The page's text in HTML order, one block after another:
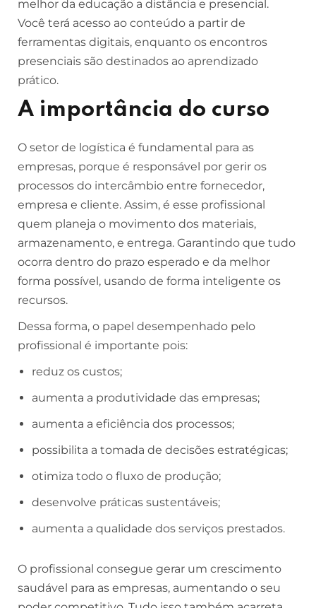
melhor da educação a distância e presencial.
Você terá acesso ao conteúdo a partir de
ferramentas digitais, enquanto os encontros
presenciais são destinados ao aprendizado
prático.
A importância do curso
O setor de logística é fundamental para as
empresas, porque é responsável por gerir os
processos do intercâmbio entre fornecedor,
empresa e cliente. Assim, é esse profissional
quem planeja o movimento dos materiais,
armazenamento, e entrega. Garantindo que tudo
ocorra dentro do prazo esperado e da melhor
forma possível, usando de forma inteligente os
recursos.
Dessa forma, o papel desempenhado pelo
profissional é importante pois:
reduz os custos;
aumenta a produtividade das empresas;
aumenta a eficiência dos processos;
possibilita a tomada de decisões estratégicas;
otimiza todo o fluxo de produção;
desenvolve práticas sustentáveis;
aumenta a qualidade dos serviços prestados.
O profissional consegue gerar um crescimento
saudável para as empresas, aumentando o seu